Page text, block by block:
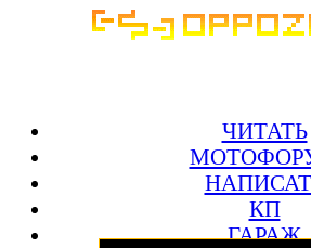
ЧИТАТЬ
КП
ГАРАЖ